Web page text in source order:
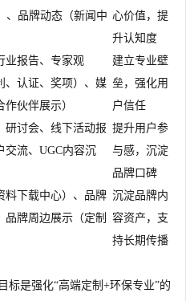
、品牌动态（新闻中 心价值，提
升认知度
业报告、专家观
、认证、奖项）、媒
伙伴展示）
建立专业壁
垒，强化用
户信任
研讨会、线下活动报
交流、UGC内容沉
提升用户参
与感，沉淀
品牌口碑
料下载中心）、品牌
品牌周边展示（定制
沉淀品牌内
容资产，支
持长期传播
标是强化“高端定制+环保专业”的